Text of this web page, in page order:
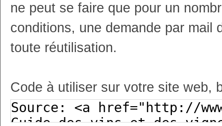
ne peut se faire que pour un
conditions, une demande par mail
toute réutilisation.
Code à utiliser sur votre site web,